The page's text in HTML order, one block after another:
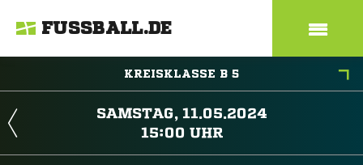
FUSSBALL.DE
KREISKLASSE B 5
 
 